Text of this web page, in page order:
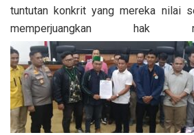
tuntutan konkrit yang mereka nilai
memperjuangkan hak